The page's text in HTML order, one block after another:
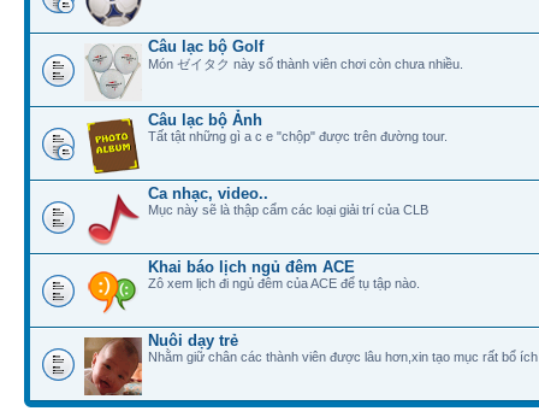
Câu lạc bộ Golf
Món ゼイタク này số thành viên chơi còn chưa nhiều.
Câu lạc bộ Ảnh
Tất tật những gì a c e "chộp" được trên đường tour.
Ca nhạc, video..
Mục này sẽ là thập cẩm các loại giải trí của CLB
Khai báo lịch ngủ đêm ACE
Zô xem lịch đi ngủ đêm của ACE để tụ tập nào.
Nuôi dạy trẻ
Nhằm giữ chân các thành viên được lâu hơn,xin tạo mục rất bổ